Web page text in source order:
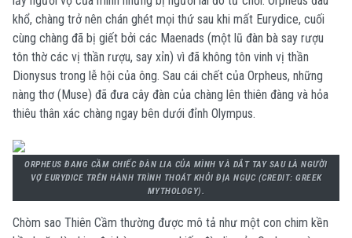
khổ, chàng trở nên chán ghét mọi thứ sau khi mất Eurydice, cuối
cùng chàng đã bị giết bởi các Maenads (một lũ đàn bà say rượu
tôn thờ các vị thần rượu, say xỉn) vì đã không tôn vinh vị thần
Dionysus trong lễ hội của ông. Sau cái chết của Orpheus, những
nàng thơ (Muse) đã đưa cây đàn của chàng lên thiên đàng và hỏa
thiêu thân xác chàng ngay bên dưới đỉnh Olympus.
ORPHEUS ĐANG CẦM CHIẾC ĐÀN LIA CỦA MÌNH VÀ DẮT TAY SAU LÀ NGƯỜI
VỢ EURYDICE TRÊN HÀNH TRÌNH THOÁT KHỎI ĐỊA NGỤC (CREDIT: GREEK
MYTHOLOGY).
Chòm sao Thiên Cầm thường được mô tả như một con chim kền